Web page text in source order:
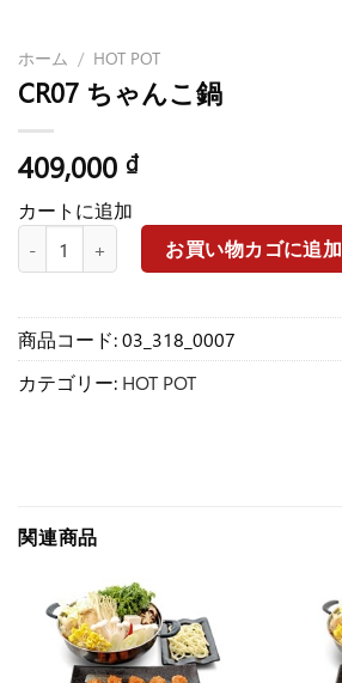
ホーム / HOT POT
CR07 ちゃんこ鍋
409,000 ₫
カートに追加
CR07 ちゃんこ鍋個 お買い物カゴに追加
商品コード:03_318_0007
カテゴリー: HOT POT
関連商品